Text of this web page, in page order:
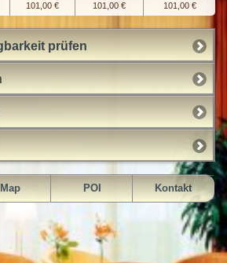
101,00 € 101,00 € 101,00 €
prüfen
Map POI Kontakt